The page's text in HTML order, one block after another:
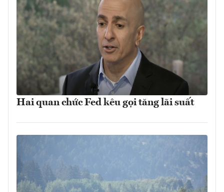
Hai quan chức Fed kêu gọi tăng lãi suất